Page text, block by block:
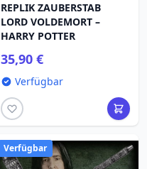
REPLIK ZAUBERSTAB
LORD VOLDEMORT –
HARRY POTTER
35,90 €
Verfügbar
Verfügbar